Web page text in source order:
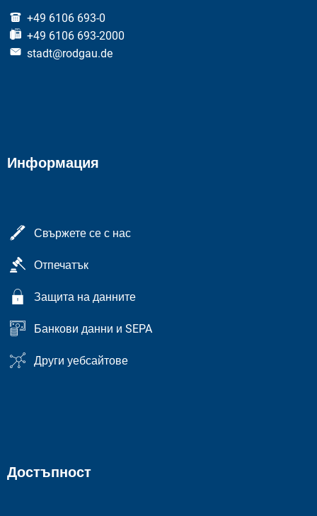
+49 6106 693-0
+49 6106 693-2000
stadt@rodgau.de
Информация
Свържете се с нас
Отпечатък
Защита на данните
Банкови данни и SEPA
Други уебсайтове
Достъпност